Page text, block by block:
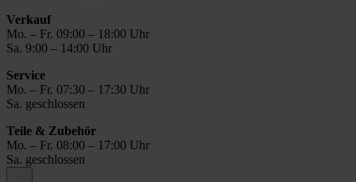
Verkauf
Mo. – Fr. 09:00 – 18:00 Uhr
Sa. 9:00 – 14:00 Uhr
Service
Mo. – Fr. 07:30 – 17:30 Uhr
Sa. geschlossen
Teile & Zubehör
Mo. – Fr. 08:00 – 17:00 Uhr
Sa. geschlossen